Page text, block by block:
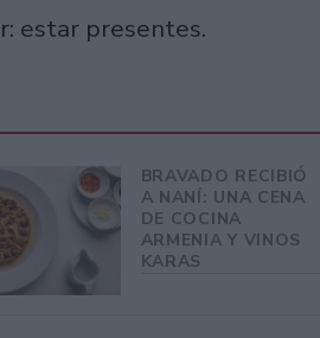
estar presentes.
BRAVADO RECIBIÓ
A NANÍ: UNA CENA
DE COCINA
ARMENIA Y VINOS
KARAS